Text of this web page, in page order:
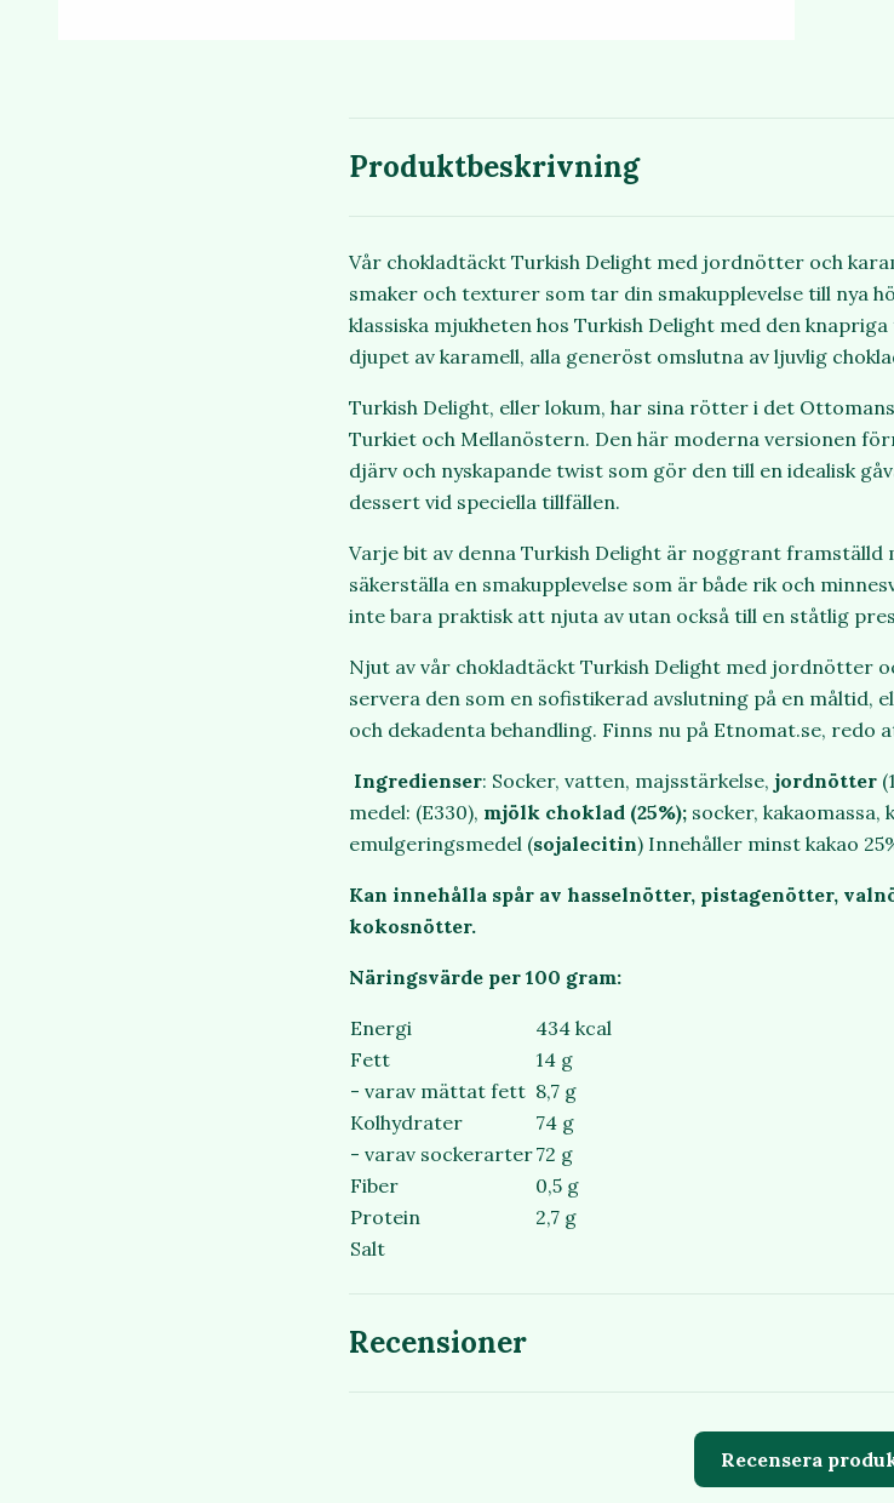
Produktbeskrivning
Vår chokladtäckt Turkish Delight med jordnötter och
smaker och texturer som tar din smakupplevelse till nya
klassiska mjukheten hos Turkish Delight med den
djupet av karamell, alla generöst omslutna av ljuvlig
Turkish Delight, eller lokum, har sina rötter i det
Turkiet och Mellanöstern. Den här moderna versionen
djärv och nyskapande twist som gör den till en idealisk
dessert vid speciella tillfällen.
Varje bit av denna Turkish Delight är noggrant
säkerställa en smakupplevelse som är både rik och
inte bara praktisk att njuta av utan också till en ståtlig
Njut av vår chokladtäckt Turkish Delight med jordnötter
servera den som en sofistikerad avslutning på en måltid,
och dekadenta behandling. Finns nu på Etnomat.se, redo
Ingredienser: Socker, vatten, majsstärkelse, jordnötter
medel: (E330), mjölk choklad (25%); socker, kakaomassa,
emulgeringsmedel (sojalecitin) Innehåller minst kakao
Kan innehålla spår av hasselnötter, pistagenötter,
kokosnötter.
Näringsvärde per 100 gram:
Energi
434 kcal
Fett
14 g
- varav mättat fett 8,7 g
Kolhydrater
74 g
- varav sockerarter72 g
Fiber
0,5 g
Protein
2,7 g
Salt
Recensioner
Recensera